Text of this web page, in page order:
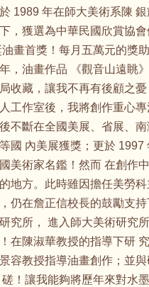
1989 年在師大美術系陳
，獲選為中華民國欣賞協
畫首獎！每月五萬元的獎
，油畫作品 《觀音山遠眺
收藏，讓我不再有後顧之憂
工作室後，我將創作重心專
不斷在全國美展、省展、南
國 內美展獲獎；更於 1997
美術家名鑑！然而 在創作
地方。此時雖因擔任美勞科
仍在詹正信校長的鼓勵支
究所， 進入師大美術研究
在陳淑華教授的指導下研
容教授指導油畫創作；並
！讓我能夠將歷年來對水